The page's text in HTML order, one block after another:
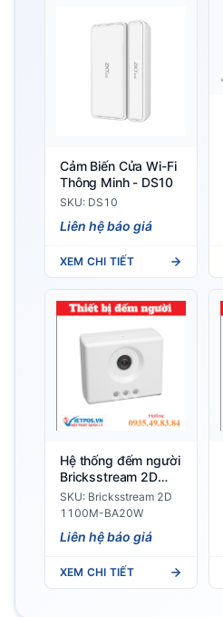
Cảm Biến Cửa Wi-Fi
Thông Minh - DS10
SKU: DS10
Liên hệ báo giá
XEM CHI TIẾT
Hệ thống đếm người
Bricksstream 2D
1100M-BA20W
SKU: Bricksstream 2D
1100M-BA20W
Liên hệ báo giá
XEM CHI TIẾT